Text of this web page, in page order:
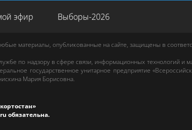
эфир Выборы-2026
материалы, опубликованные на сайте, защищены в
по надзору в сфере связи, информационных технологий
государственное унитарное предприятие
Мария Борисовна.
обязательна.